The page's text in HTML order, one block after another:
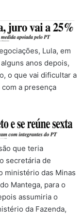
Lula, em
anos depois,
o que vai dificultar a
a presença
que teria
secretária de
ministério das Minas
Mantega, para o
assumiria o
da Fazenda,